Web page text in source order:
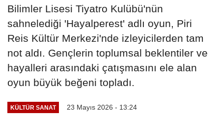
Bilimler Lisesi Tiyatro Kulübü'nün
sahnelediği 'Hayalperest' adlı oyun, Piri
Reis Kültür Merkezi'nde izleyicilerden tam
not aldı. Gençlerin toplumsal beklentiler ve
hayalleri arasındaki çatışmasını ele alan
oyun büyük beğeni topladı.
KÜLTÜR SANAT 23 Mayıs 2026 - 13:24